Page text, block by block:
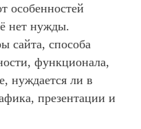
особенностей
нет нужды.
сайта, способа
функционала,
нуждается ли в
презентации и